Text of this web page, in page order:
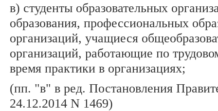
в) студенты образовательных
образования, профессиональных
организаций, учащиеся
организаций, работающие по
время практики в организациях;
(пп. "в" в ред. Постановления
24.12.2014 N 1469)